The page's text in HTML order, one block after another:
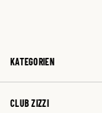
KATEGORIEN
CLUB ZIZZI